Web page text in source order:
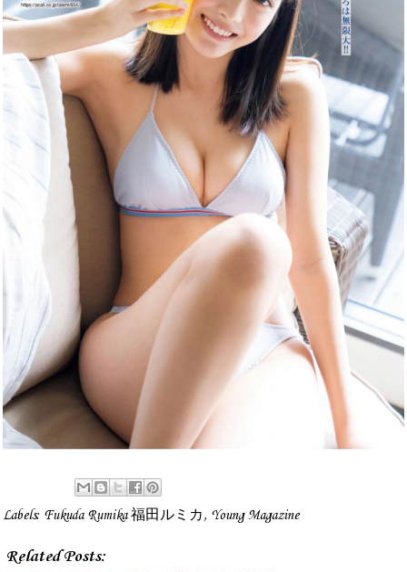
Labels: Fukuda Rumika 福田ルミカ, Young Magazine
Related Posts: